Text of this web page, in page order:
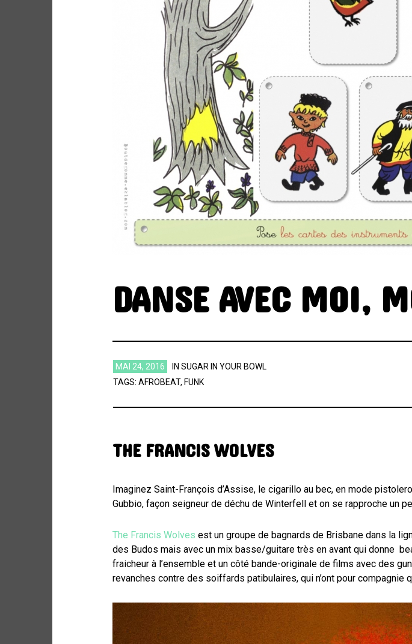
Site de WordPress-FR
ARCHIVES
ARCHIVES
DANSE AVEC MOI,
MAI 24, 2016 IN SUGAR IN YOUR BOWL
TAGS: AFROBEAT, FUNK
THE FRANCIS WOLVES
Imaginez Saint-François d’Assise, le cigarillo au bec, en mode
Gubbio, façon seigneur de déchu de Winterfell et on se rapproche un
The Francis Wolves est un groupe de bagnards de Brisbane dans la
des Budos mais avec un mix basse/guitare très en avant qui donne
fraicheur à l’ensemble et un côté bande-originale de films avec des
revanches contre des soiffards patibulaires, qui n’ont pour compagnie